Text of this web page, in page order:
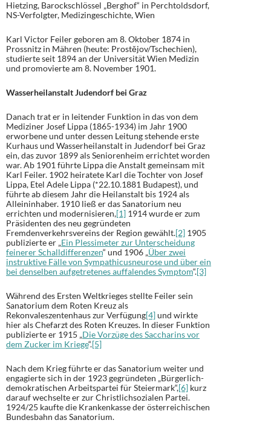
Hietzing, Barockschlössel „Berghof“ in Perchtoldsdorf,
NS-Verfolgter, Medizingeschichte, Wien
Karl Victor Feiler geboren am 8. Oktober 1874 in
Prossnitz in Mähren (heute: Prostějov/Tschechien),
studierte seit 1894 an der Universität Wien Medizin
und promovierte am 8. November 1901.
Wasserheilanstalt Judendorf bei Graz
Danach trat er in leitender Funktion in das von dem
Mediziner Josef Lippa (1865-1934) im Jahr 1900
erworbene und unter dessen Leitung stehende erste
Kurhaus und Wasserheilanstalt in Judendorf bei Graz
ein, das zuvor 1899 als Seniorenheim errichtet worden
war. Ab 1901 führte Lippa die Anstalt gemeinsam mit
Karl Feiler. 1902 heiratete Karl die Tochter von Josef
Lippa, Etel Adele Lippa (*22.10.1881 Budapest), und
führte ab diesem Jahr die Heilanstalt bis 1924 als
Alleininhaber. 1910 ließ er das Sanatorium neu
errichten und modernisieren,[1] 1914 wurde er zum
Präsidenten des neu gegründeten
Fremdenverkehrsvereins der Region gewählt.[2] 1905
publizierte er „Ein Plessimeter zur Unterscheidung
feinerer Schalldifferenzen“ und 1906 „Über zwei
instruktive Fälle von Sympathicusneurose und über ein
bei denselben aufgetretenes auffalendes Symptom“.[3]
Während des Ersten Weltkrieges stellte Feiler sein
Sanatorium dem Roten Kreuz als
Rekonvaleszentenhaus zur Verfügung[4]und wirkte
hier als Chefarzt des Roten Kreuzes. In dieser Funktion
publizierte er 1915 „Die Vorzüge des Saccharins vor
dem Zucker im Kriege“.[5]
Nach dem Krieg führte er das Sanatorium weiter und
engagierte sich in der 1923 gegründeten „Bürgerlich-
demokratischen Arbeitspartei für Steiermark“,[6] kurz
darauf wechselte er zur Christlichsozialen Partei.
1924/25 kaufte die Krankenkasse der österreichischen
Bundesbahn das Sanatorium.